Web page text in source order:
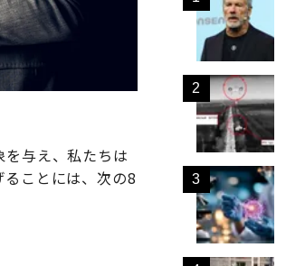
与え、私たちは
ことには、次の8